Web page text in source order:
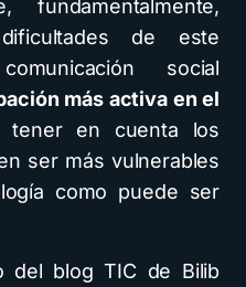
de este
social
más activa en el
en cuenta los
ser más vulnerables
como puede ser
del blog TIC de Bilib